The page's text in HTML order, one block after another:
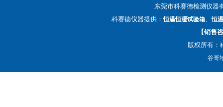
东莞市科赛德检测仪
科赛德仪器提供：恒温恒湿试验箱 、恒
【销售
版权所有：
谷哥